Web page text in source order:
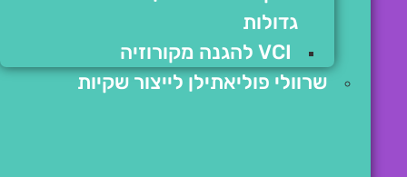
גדולות
VCI להגנה מקורוזיה
שרוולי פוליאתילן לייצור שקיות